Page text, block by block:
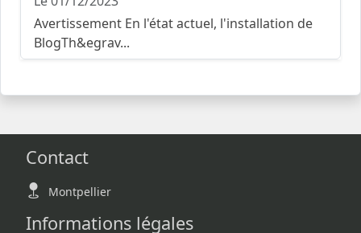
Avertissement En l'état actuel, l'installation de
BlogTh&egrav...
Contact
Montpellier
Informations légales